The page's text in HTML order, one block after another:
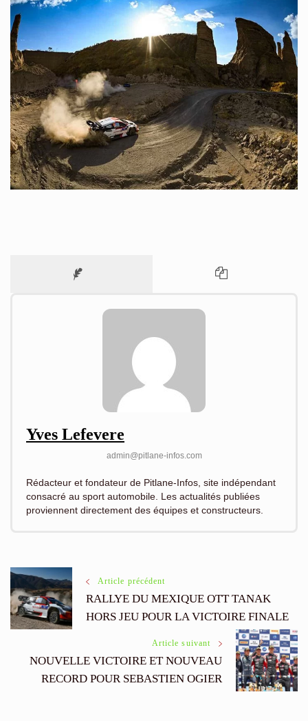
Yves Lefevere
admin@pitlane-infos.com
Rédacteur et fondateur de Pitlane-Infos, site indépendant
consacré au sport automobile. Les actualités publiées
proviennent directement des équipes et constructeurs.
Navigation
des
articles
Article précédent
RALLYE DU MEXIQUE OTT TANAK
HORS JEU POUR LA VICTOIRE FINALE
Article suivant
NOUVELLE VICTOIRE ET NOUVEAU
RECORD POUR SEBASTIEN OGIER